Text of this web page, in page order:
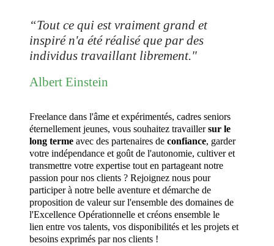
“Tout ce qui est vraiment grand et
inspiré n'a été réalisé que par des
individus travaillant librement."
Albert Einstein
Freelance dans l'âme et expérimentés, cadres seniors
éternellement jeunes, vous souhaitez travaillersur le
long terme avec des partenaires de confiance, garder
votre indépendance et goût de l'autonomie, cultiver et
transmettre votre expertise tout en partageant notre
passion pour nos clients ? Rejoignez nous pour
participer à notre belle aventure et démarche de
proposition de valeur sur l'ensemble des domaines de
l'Excellence Opérationnelle et créons ensemble le
lien entre vos talents, vos disponibilités et les projets et
besoins exprimés par nos clients !